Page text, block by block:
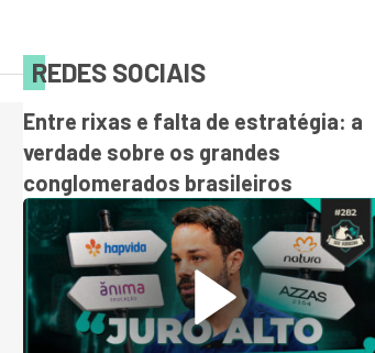
REDES SOCIAIS
Entre rixas e falta de estratégia: a
verdade sobre os grandes
conglomerados brasileiros